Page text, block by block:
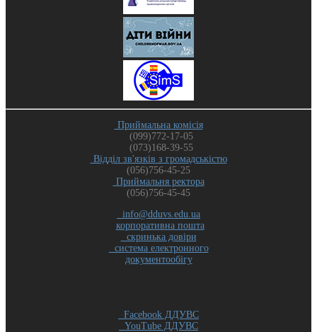
Приймальна комісія
(099)772-17-05
(073)168-39-55
Відділ зв'язків з громадськістю
(056)756-45-25
Приймальня ректора
(056)756-45-45
info@dduvs.edu.ua
корпоративна пошта
скринька довіри
система електронного
документообігу
Facebook ДДУВС
YouTube ДДУВС